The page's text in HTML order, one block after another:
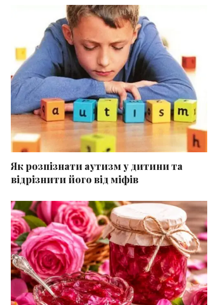
Як розпізнати аутизм у дитини та
відрізнити його від міфів